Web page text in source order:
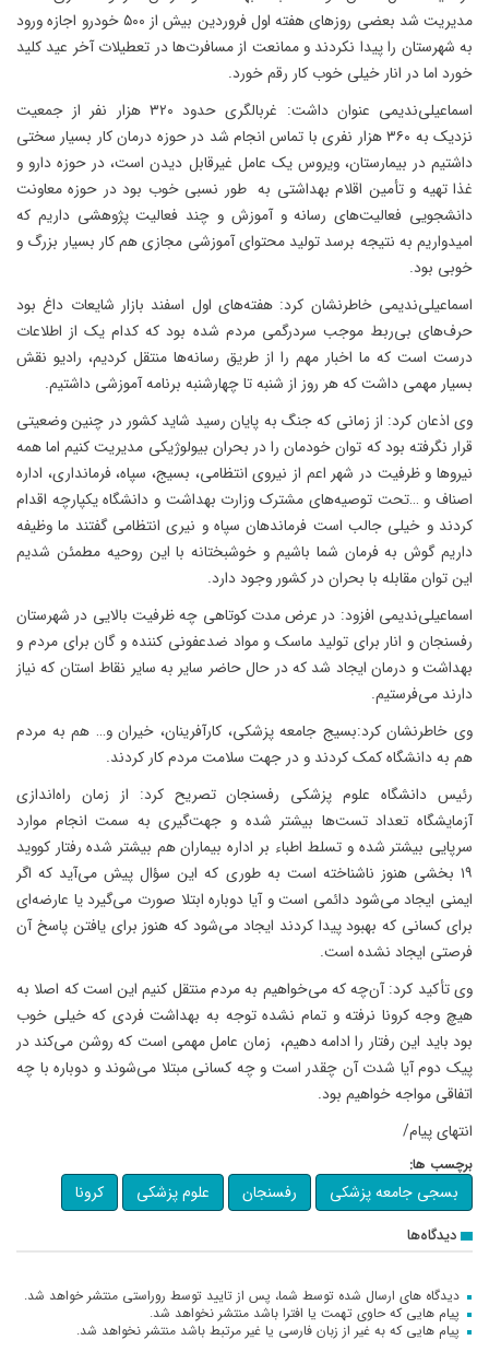
مدیریت شد بعضی روزهای هفته اول فروردین بیش از ۵۰۰ خودرو اجازه ورود
به شهرستان را پیدا نکردند و ممانعت از مسافرت‌ها در تعطیلات آخر عید کلید
خورد اما در انار خیلی خوب کار رقم خورد.
اسماعیلی‌ندیمی عنوان داشت: غربالگری حدود ۳۲۰ هزار نفر از جمعیت
نزدیک به ۳۶۰ هزار نفری با تماس انجام شد در حوزه درمان کار بسیار سختی
داشتیم در بیمارستان، ویروس یک عامل غیرقابل دیدن است، در حوزه دارو و
غذا تهیه و تأمین اقلام بهداشتی به طور نسبی خوب بود در حوزه معاونت
دانشجویی فعالیت‌های رسانه و آموزش و چند فعالیت پژوهشی داریم که
امیدواریم به نتیجه برسد تولید محتوای آموزشی مجازی هم کار بسیار بزرگ و
خوبی بود.
اسماعیلی‌ندیمی خاطرنشان کرد: هفته‌های اول اسفند بازار شایعات داغ بود
حرف‌های بی‌ربط موجب سردرگمی مردم شده بود که کدام یک از اطلاعات
درست است که ما اخبار مهم را از طریق رسانه‌ها منتقل کردیم، رادیو نقش
بسیار مهمی داشت که هر روز از شنبه تا چهارشنبه برنامه آموزشی داشتیم.
وی اذعان کرد: از زمانی که جنگ به پایان رسید شاید کشور در چنین وضعیتی
قرار نگرفته بود که توان خودمان را در بحران بیولوژیکی مدیریت کنیم اما همه
نیروها و ظرفیت در شهر اعم از نیروی انتظامی، بسیج، سپاه، فرمانداری، اداره
اصناف و …تحت توصیه‌های مشترک وزارت بهداشت و دانشگاه یکپارچه اقدام
کردند و خیلی جالب است فرماندهان سپاه و نیری انتظامی گفتند ما وظیفه
داریم گوش به فرمان شما باشیم و خوشبختانه با این روحیه مطمئن شدیم
این توان مقابله با بحران در کشور وجود دارد.
اسماعیلی‌ندیمی افزود: در عرض مدت کوتاهی چه ظرفیت بالایی در شهرستان
رفسنجان و انار برای تولید ماسک و مواد ضدعفونی کننده و گان برای مردم و
بهداشت و درمان ایجاد شد که در حال حاضر سایر به سایر نقاط استان که نیاز
دارند می‌فرستیم.
وی خاطرنشان کرد:بسیج جامعه پزشکی، کارآفرینان، خیران و… هم به مردم
هم به دانشگاه کمک کردند و در جهت سلامت مردم کار کردند.
رئیس دانشگاه علوم پزشکی رفسنجان تصریح کرد: از زمان راه‌اندازی
آزمایشگاه تعداد تست‌ها بیشتر شده و جهت‌گیری به سمت انجام موارد
سرپایی بیشتر شده و تسلط اطباء بر اداره بیماران هم بیشتر شده رفتار کووید
۱۹ بخشی هنوز ناشناخته است به طوری که این سؤال پیش می‌آید که اگر
ایمنی ایجاد می‌شود دائمی است و آیا دوباره ابتلا صورت می‌گیرد یا عارضه‌ای
برای کسانی که بهبود پیدا کردند ایجاد می‌شود که هنوز برای یافتن پاسخ آن
فرصتی ایجاد نشده است.
وی تأکید کرد: آن‌چه که می‌خواهیم به مردم منتقل کنیم این است که اصلا به
هیچ وجه کرونا نرفته و تمام نشده توجه به بهداشت فردی که خیلی خوب
بود باید این رفتار را ادامه دهیم، زمان عامل مهمی است که روشن می‌کند در
پیک دوم آیا شدت آن چقدر است و چه کسانی مبتلا می‌شوند و دوباره با چه
اتفاقی مواجه خواهیم بود.
انتهای پیام/
برچسب ها:
بسجی جامعه پزشکی رفسنجان علوم پزشکی کرونا
دیدگاه‌ها
دیدگاه های ارسال شده توسط شما، پس از تایید توسط روراستی منتشر خواهد شد.
پیام هایی که حاوی تهمت یا افترا باشد منتشر نخواهد شد.
پیام هایی که به غیر از زبان فارسی یا غیر مرتبط باشد منتشر نخواهد شد.